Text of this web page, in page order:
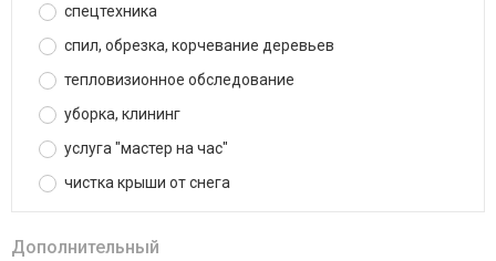
спецтехника
спил, обрезка, корчевание деревьев
тепловизионное обследование
уборка, клининг
услуга "мастер на час"
чистка крыши от снега
Дополнительный